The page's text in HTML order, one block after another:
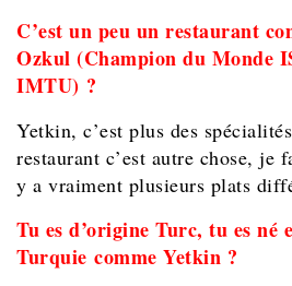
C’est un peu un restaurant
Ozkul (Champion du Monde
IMTU) ?
Yetkin, c’est plus des
restaurant c’est autre chose, je
y a vraiment plusieurs plats
Tu es d’origine Turc, tu es né
Turquie comme Yetkin ?